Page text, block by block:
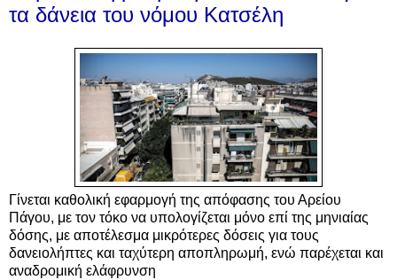
τα δάνεια του νόμου Κατσέλη
Γίνεται καθολική εφαρμογή της απόφασης του Αρείου
Πάγου, με τον τόκο να υπολογίζεται μόνο επί της μηνιαίας
δόσης, με αποτέλεσμα μικρότερες δόσεις για τους
δανειολήπτες και ταχύτερη αποπληρωμή, ενώ παρέχεται και
αναδρομική ελάφρυνση